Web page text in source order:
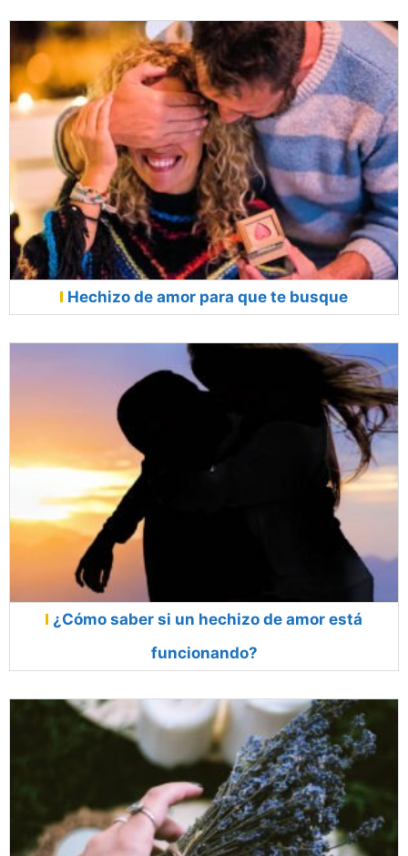
Hechizo de amor para que te busque
¿Cómo saber si un hechizo de amor está
funcionando?